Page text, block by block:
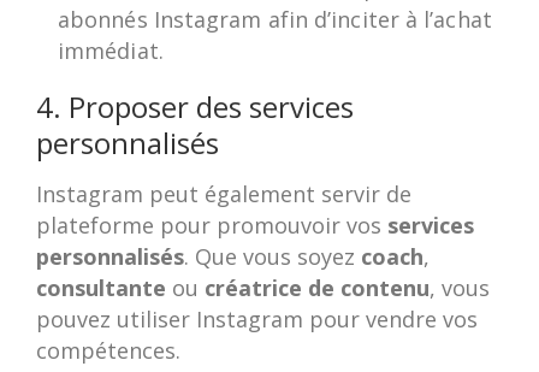
abonnés Instagram afin d’inciter à l’achat
immédiat.
4. Proposer des services
personnalisés
Instagram peut également servir de
plateforme pour promouvoir vos services
personnalisés. Que vous soyez coach,
consultante ou créatrice de contenu, vous
pouvez utiliser Instagram pour vendre vos
compétences.